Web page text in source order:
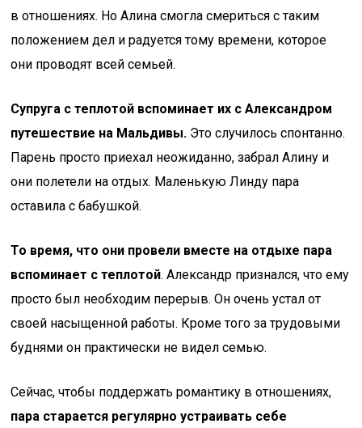
в отношениях. Но Алина смогла смериться с таким
положением дел и радуется тому времени, которое
они проводят всей семьей.
Супруга с теплотой вспоминает их с Александром
путешествие на Мальдивы. Это случилось спонтанно.
Парень просто приехал неожиданно, забрал Алину и
они полетели на отдых. Маленькую Линду пара
оставила с бабушкой.
То время, что они провели вместе на отдыхе пара
вспоминает с теплотой. Александр признался, что ему
просто был необходим перерыв. Он очень устал от
своей насыщенной работы. Кроме того за трудовыми
буднями он практически не видел семью.
Сейчас, чтобы поддержать романтику в отношениях,
пара старается регулярно устраивать себе